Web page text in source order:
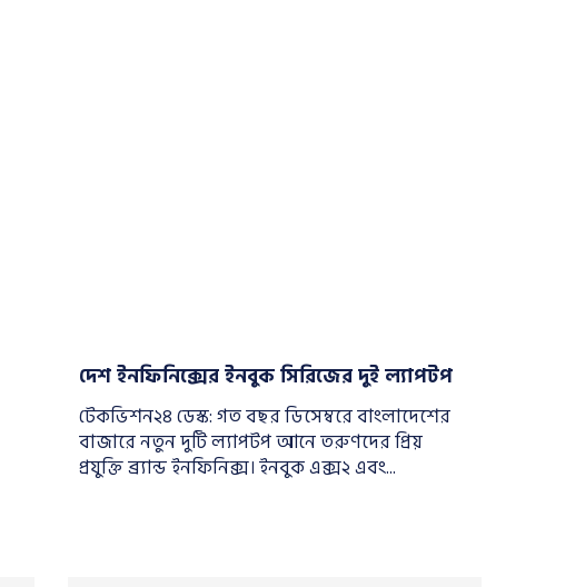
দেশ ইনফিনিক্সের ইনবুক সিরিজের দুই ল্যাপটপ
টেকভিশন২৪ ডেস্ক: গত বছর ডিসেম্বরে বাংলাদেশের
বাজারে নতুন দুটি ল্যাপটপ আনে তরুণদের প্রিয়
প্রযুক্তি ব্র্যান্ড ইনফিনিক্স। ইনবুক এক্স২ এবং...